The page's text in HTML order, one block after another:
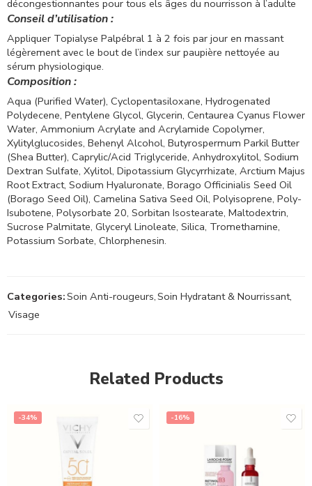
décongestionnantes pour tous els âges du nourrisson à l’adulte
Conseil d’utilisation :
Appliquer Topialyse Palpébral 1 à 2 fois par jour en massant
légèrement avec le bout de l’index sur paupière nettoyée au
sérum physiologique.
Composition :
Aqua (Purified Water), Cyclopentasiloxane, Hydrogenated
Polydecene, Pentylene Glycol, Glycerin, Centaurea Cyanus Flower
Water, Ammonium Acrylate and Acrylamide Copolymer,
Xylitylglucosides, Behenyl Alcohol, Butyrospermum Parkil Butter
(Shea Butter), Caprylic/Acid Triglyceride, Anhydroxylitol, Sodium
Dextran Sulfate, Xylitol, Dipotassium Glycyrrhizate, Arctium Majus
Root Extract, Sodium Hyaluronate, Borago Officinialis Seed Oil
(Borago Seed Oil), Camelina Sativa Seed Oil, Polyisoprene, Poly-
Isubotene, Polysorbate 20, Sorbitan Isostearate, Maltodextrin,
Sucrose Palmitate, Glyceryl Linoleate, Silica, Tromethamine,
Potassium Sorbate, Chlorphenesin.
Categories:Soin Anti-rougeurs,Soin Hydratant & Nourrissant,
Visage
Related Products
-34% -16%